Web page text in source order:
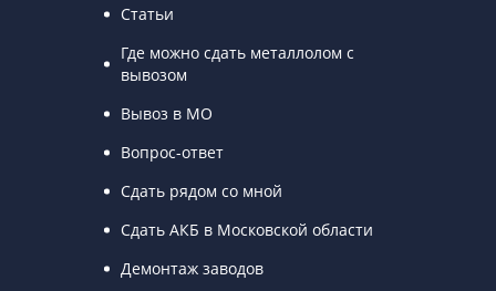
Статьи
Где можно сдать металлолом с
вывозом
Вывоз в МО
Вопрос-ответ
Сдать рядом со мной
Сдать АКБ в Московской области
Демонтаж заводов